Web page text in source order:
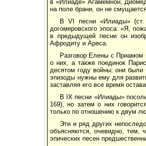
в «Илиаде» Агамемнон,
на поле брани, он не
В VI песни «Илиады» (ст.
догомеровского эпоса: «Я,
в предыдущей песни он
Афродиту и Ареса.
Разговор Елены с Приамом
о них, а также поединок
десятом году войны: они были
эпизоды нужны ему для
заставляя его все время
В IХ песни «Илиады»
169), но затем о них
только по отношению к двум
Эти и ряд других
объясняются, очевидно, тем,
эпических песен